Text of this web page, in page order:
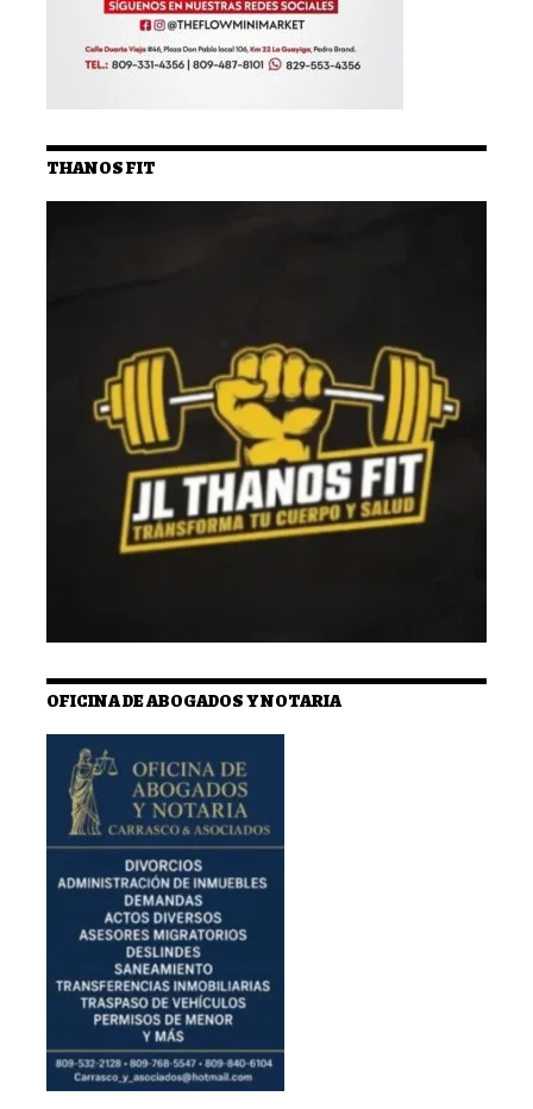
THANOS FIT
OFICINA DE ABOGADOS Y NOTARIA